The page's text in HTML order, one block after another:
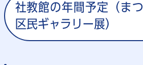
社教館の年間予定（ま
区民ギャラリー展）